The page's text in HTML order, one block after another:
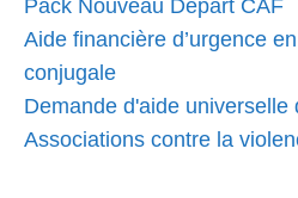
Pack Nouveau Départ CAF
Aide financière d’urgence
conjugale
Demande d'aide universelle
Associations contre la